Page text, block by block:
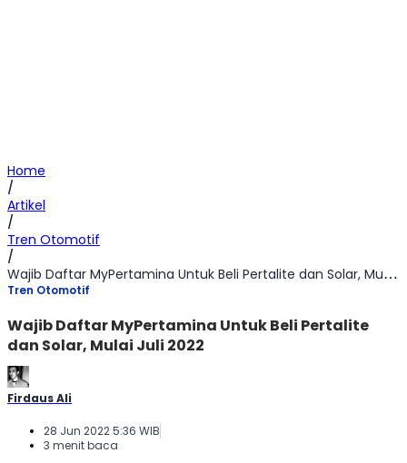
Home
/
Artikel
/
Tren Otomotif
/
Wajib Daftar MyPertamina Untuk Beli Pertalite dan Solar, Mulai Juli 2022
Tren Otomotif
Wajib Daftar MyPertamina Untuk Beli Pertalite
dan Solar, Mulai Juli 2022
Firdaus Ali
28 Jun 2022 5:36 WIB
3 menit baca